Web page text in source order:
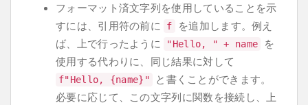
フォーマット済文字列を使用していることを示
すには、引用符の前に
f
を追加します。例え
ば、上で行ったように
"Hello, " + name
を
使用する代わりに、同じ結果に対して
f"Hello, {name}"
と書くことができます。
必要に応じて、この文字列に関数を接続し、上